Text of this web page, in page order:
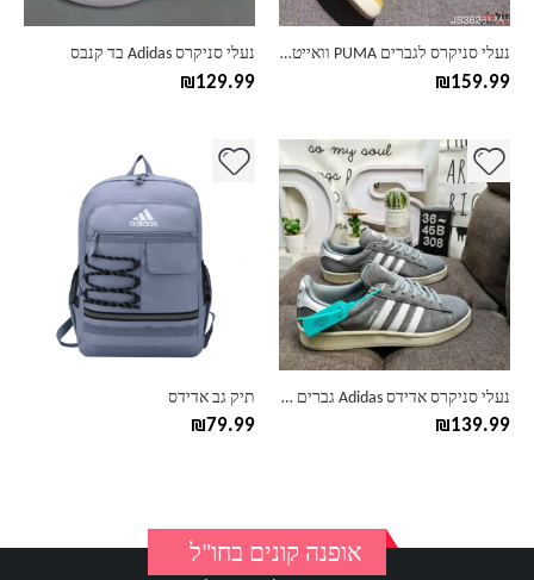
נעלי סניקרס לגברים PUMA וואייט-סטרייפ
₪159.99
האפשרויות
בעמוד
נעלי סניקרס Adidas בד קנבס
₪129.99
בעמוד
נעלי סניקרס אדידס Adidas גברים נשים
₪139.99
למוצר
זה
יש
מספר
סוגים.
ניתן
לבחור
את
האפשרויות
בעמוד
תיק גב אדידס
₪79.99
למוצר
זה
האפשרויות
המוצר
אופנה קונים בחו"ל